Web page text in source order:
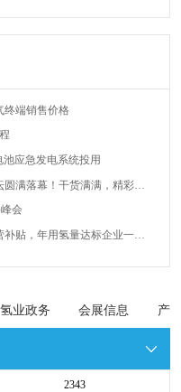
终端销售价格
应急发电系统投用
满落幕！干货满满，精彩瞬
会
贴，年用氢量达标企业一次
温宿县成功举办
氢业政务 会展信息 产
2343